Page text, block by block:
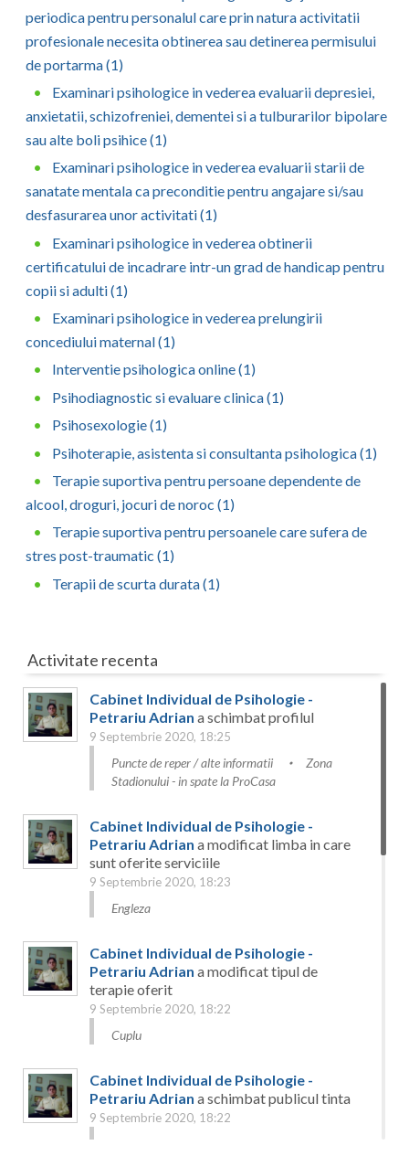
Vaslui
Vrancea
periodica pentru personalul care prin natura activitatii
profesionale necesita obtinerea sau detinerea permisului
de portarma (1)
Examinari psihologice in vederea evaluarii depresiei,
anxietatii, schizofreniei, dementei si a tulburarilor bipolare
sau alte boli psihice (1)
Examinari psihologice in vederea evaluarii starii de
sanatate mentala ca preconditie pentru angajare si/sau
desfasurarea unor activitati (1)
Examinari psihologice in vederea obtinerii
certificatului de incadrare intr-un grad de handicap pentru
copii si adulti (1)
Examinari psihologice in vederea prelungirii
concediului maternal (1)
Interventie psihologica online (1)
Psihodiagnostic si evaluare clinica (1)
Psihosexologie (1)
Psihoterapie, asistenta si consultanta psihologica (1)
Terapie suportiva pentru persoane dependente de
alcool, droguri, jocuri de noroc (1)
Terapie suportiva pentru persoanele care sufera de
stres post-traumatic (1)
Terapii de scurta durata (1)
Activitate recenta
Cabinet Individual de Psihologie -
Petrariu Adrian a schimbat profilul
9 Septembrie 2020, 18:25
Puncte de reper / alte informatii
Zona
Stadionului - in spate la ProCasa
Cabinet Individual de Psihologie -
Petrariu Adrian a modificat limba in care
sunt oferite serviciile
9 Septembrie 2020, 18:23
Engleza
Cabinet Individual de Psihologie -
Petrariu Adrian a modificat tipul de
terapie oferit
9 Septembrie 2020, 18:22
Cuplu
Cabinet Individual de Psihologie -
Petrariu Adrian a schimbat publicul tinta
9 Septembrie 2020, 18:22